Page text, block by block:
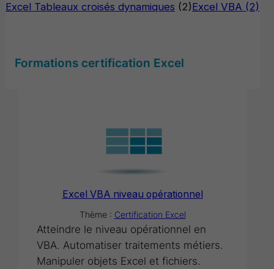
Excel Tableaux croisés dynamiques (2)Excel VBA (2)
Formations certification Excel
Excel VBA niveau opérationnel
Thème : Certification Excel
Atteindre le niveau opérationnel en
VBA. Automatiser traitements métiers.
Manipuler objets Excel et fichiers.